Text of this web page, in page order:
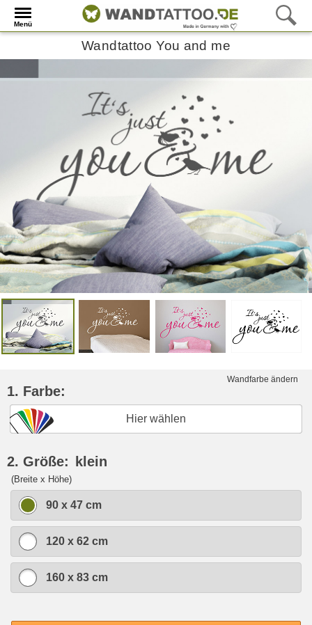
Menü
Wandtattoo You and me
Wandfarbe ändern
1. Farbe:
Hier wählen
2. Größe: klein
(Breite x Höhe)
90 x 47 cm
120 x 62 cm
160 x 83 cm